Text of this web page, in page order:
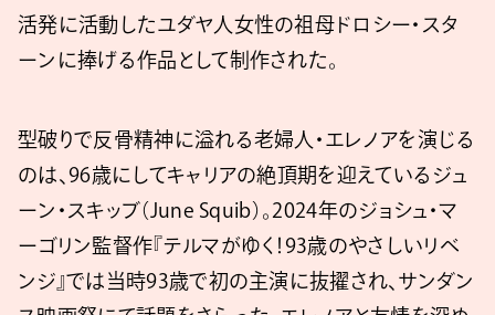
活発に活動したユダヤ人女性の祖母ドロシー・スタ
ーンに捧げる作品として制作された。
型破りで反骨精神に溢れる老婦人・エレノアを演じる
のは、96歳にしてキャリアの絶頂期を迎えているジュ
ーン・スキッブ（June Squib）。2024年のジョシュ・マ
ーゴリン監督作『テルマがゆく！93歳のやさしいリベ
ンジ』では当時93歳で初の主演に抜擢され、サンダン